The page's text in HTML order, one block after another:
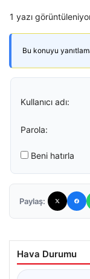
1 yazı
Bu konuyu
Kullanıcı adı:
Parola:
Beni hatırla
Paylaş:
Hava Durumu